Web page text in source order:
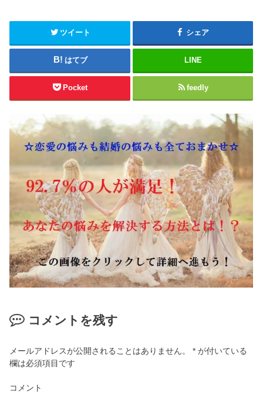
ツイート シェア
はてブ LINE
Pocket feedly
コメントを残す
メールアドレスが公開されることはありません。 * が付いている
欄は必須項目です
コメント